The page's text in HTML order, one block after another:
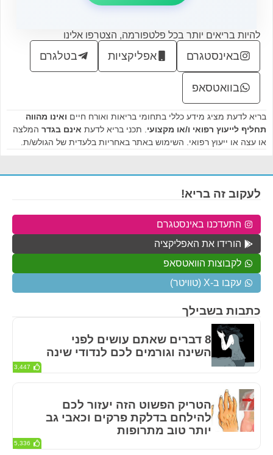
להיות בריאים יותר בכל פלטפורמה, הצטרפו אלינו
באינסטגרם אפליקציות בטלגרם
בוואטסאפ
בריא לדעת מציג מידע כללי בתחומי בריאות ואורח חיים ואינו מהווה
תחליף לייעוץ רפואי ו/או מקצועי . תכני בריא לדעת אינם בגדר המלצה
או עצה או ייעוץ רפואי. השימוש באתר באחריות בלעדית של הגולש/ת.
כתבות בשבילך
8 דברים שאתם עושים לפני
השינה וגורמים לכם לנדודי שינה
3,447
הטריק הפשוט הזה יעזור לכם
להילחם בדלקת פרקים וכאבי גב
יותר טוב מתרופות
5,336
לעקוב זה בריא!
התעדכנו באינסטגרם
הורידו את האפליקציה
לקבוצות הוואטסאפ
עקבו ב-X (טוויטר)